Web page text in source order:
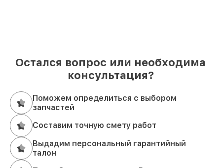
Остался вопрос или необходима
консультация?
Поможем определиться с выбором
запчастей
Составим точную смету работ
Выдадим персональный гарантийный
талон